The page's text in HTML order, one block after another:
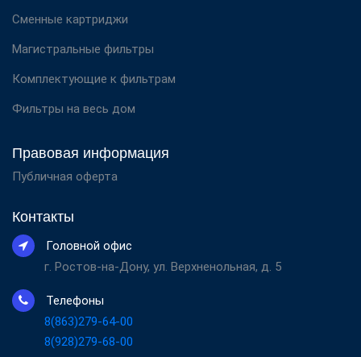
Сменные картриджи
Магистральные фильтры
Комплектующие к фильтрам
Фильтры на весь дом
Правовая информация
Публичная оферта
Контакты
Головной офис
г. Ростов-на-Дону, ул. Верхненольная, д. 5
Телефоны
8(863)279-64-00
8(928)279-68-00